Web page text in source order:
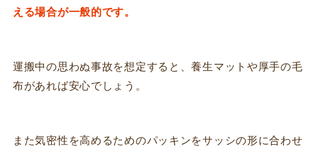
える場合が一般的です。
運搬中の思わぬ事故を想定すると、養生マットや厚手の毛
布があれば安心でしょう。
また気密性を高めるためのパッキンをサッシの形に合わせ